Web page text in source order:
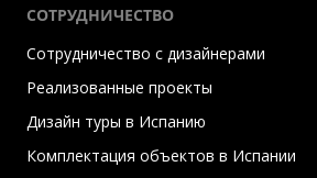
СОТРУДНИЧЕСТВО
Сотрудничество с дизайнерами
Реализованные проекты
Дизайн туры в Испанию
Комплектация объектов в Испании